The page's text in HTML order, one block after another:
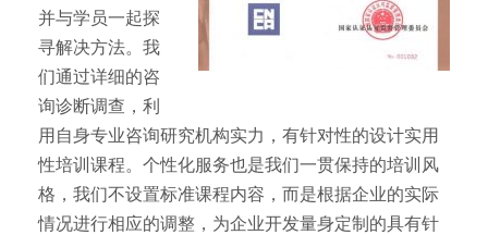
并与学员一起探
寻解决方法。我
们通过详细的咨
询诊断调查，利
用自身专业咨询研究机构实力，有针对性的设计实用
性培训课程。个性化服务也是我们一贯保持的培训风
格，我们不设置标准课程内容，而是根据企业的实际
情况进行相应的调整，为企业开发量身定制的具有针